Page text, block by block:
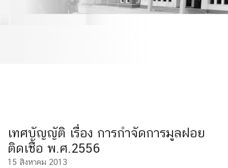
เทศบัญญัติ เรื่อง การกำจัดการมูลฝอย
ติดเชื้อ พ.ศ.2556
15 สิงหาคม 2013